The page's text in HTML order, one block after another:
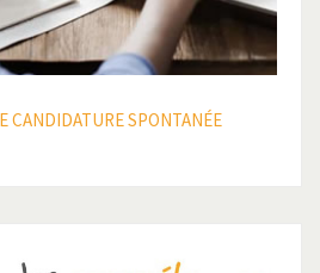
CANDIDATURE SPONTANÉE